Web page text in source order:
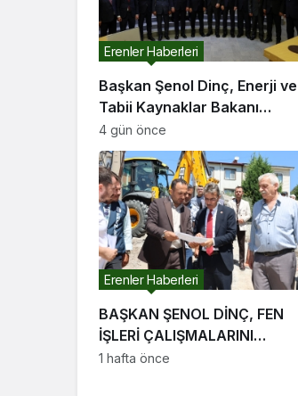
Başkan Şenol Dinç, Enerji ve
Tabii Kaynaklar Bakanı
Alparslan Bayraktar’ı Ziyaret
Etti
Erenler Haberleri
4 gün önce
BAŞKAN ŞENOL DİNÇ, FEN
İŞLERİ ÇALIŞMALARINI
YERİNDE İNCELEDİ
Erenler Haberleri
1 hafta önce